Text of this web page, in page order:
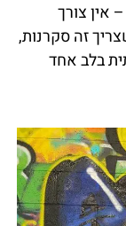
אין צורך
זה סקרנות,
בלב אחד